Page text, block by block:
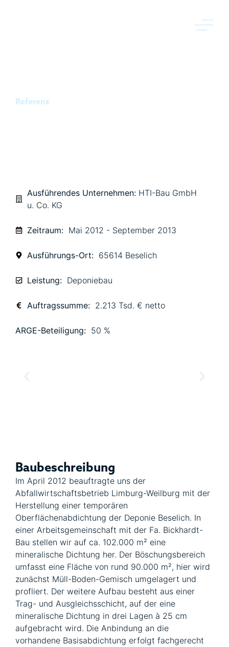
Referenz
Ausführendes Unternehmen: HTI-Bau GmbH
u. Co. KG
Zeitraum:Mai 2012 - September 2013
Ausführungs-Ort:65614 Beselich
Leistung: Deponiebau
Auftragssumme:2.213 Tsd. € netto
ARGE-Beteiligung: 50 %
Baubeschreibung
Im April 2012 beauftragte uns der
Abfallwirtschaftsbetrieb Limburg-Weilburg mit der
Herstellung einer temporären
Oberflächenabdichtung der Deponie Beselich. In
einer Arbeitsgemeinschaft mit der Fa. Bickhardt-
Bau stellen wir auf ca. 102.000 m² eine
mineralische Dichtung her. Der Böschungsbereich
umfasst eine Fläche von rund 90.000 m², hier wird
zunächst Müll-Boden-Gemisch umgelagert und
profliert. Der weitere Aufbau besteht aus einer
Trag- und Ausgleichsschicht, auf der eine
mineralische Dichtung in drei Lagen à 25 cm
aufgebracht wird. Die Anbindung an die
vorhandene Basisabdichtung erfolgt fachgerecht